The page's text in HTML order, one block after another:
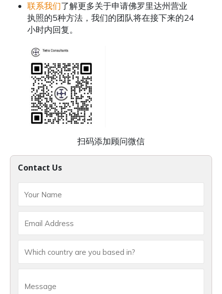
Contact Us
联系我们了解更多关于申请佛罗里达州营业
执照的5种方法，我们的团队将在接下来的24
小时内回复。
扫码添加顾问微信